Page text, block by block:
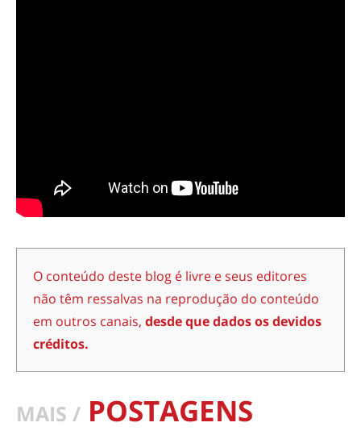
O conteúdo deste blog é livre e seus editores
não têm ressalvas na reprodução do conteúdo
em outros canais, desde que dados os devidos
créditos.
MAIS / POSTAGENS